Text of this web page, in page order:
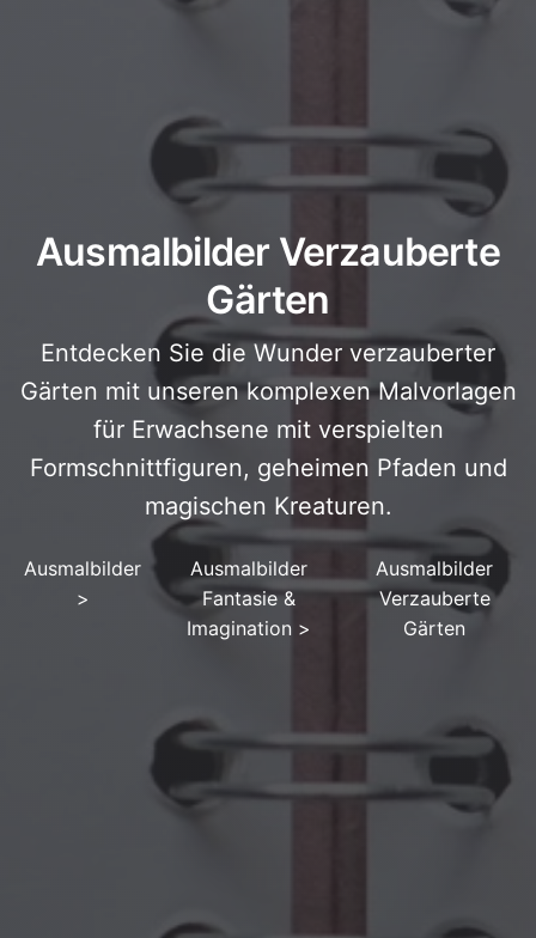
Ausmalbilder Verzauberte
Gärten
Entdecken Sie die Wunder verzauberter
Gärten mit unseren komplexen Malvorlagen
für Erwachsene mit verspielten
Formschnittfiguren, geheimen Pfaden und
magischen Kreaturen.
Ausmalbilder
>
Ausmalbilder
Fantasie &
Imagination >
Ausmalbilder
Verzauberte
Gärten